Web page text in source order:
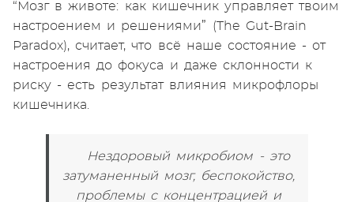
“Мозг в животе: как кишечник управляет твоим
настроением и решениями” (The Gut-Brain
Paradox), считает, что всё наше состояние - от
настроения до фокуса и даже склонности к
риску - есть результат влияния микрофлоры
кишечника.
Нездоровый микробиом - это
затуманенный мозг, беспокойство,
проблемы с концентрацией и